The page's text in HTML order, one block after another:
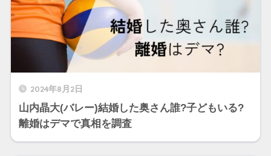
2024年8月2日
山内晶大(バレー)結婚した奥さん誰?子どもいる?
離婚はデマで真相を調査